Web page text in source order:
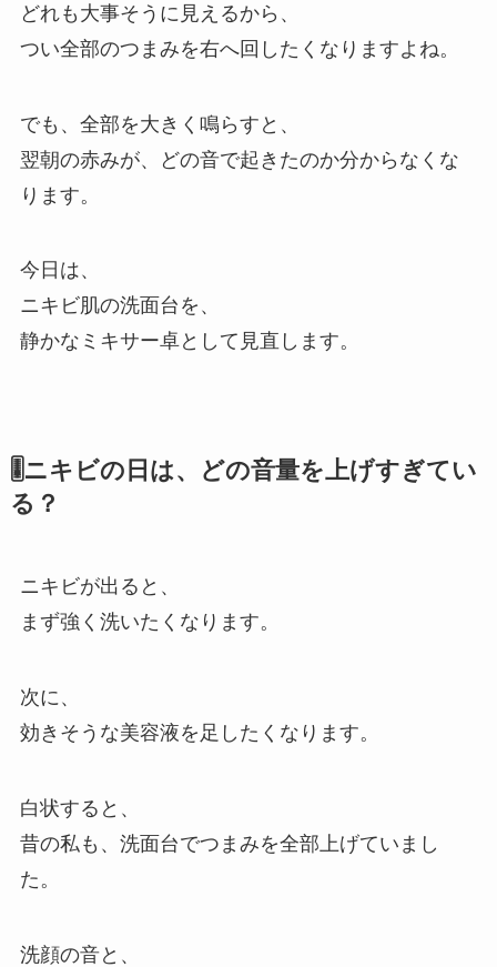
どれも大事そうに見えるから、
つい全部のつまみを右へ回したくなりますよね。
でも、全部を大きく鳴らすと、
翌朝の赤みが、どの音で起きたのか分からなくな
ります。
今日は、
ニキビ肌の洗面台を、
静かなミキサー卓として見直します。
🎚️ニキビの日は、どの音量を上げすぎてい
る？
ニキビが出ると、
まず強く洗いたくなります。
次に、
効きそうな美容液を足したくなります。
白状すると、
昔の私も、洗面台でつまみを全部上げていまし
た。
洗顔の音と、